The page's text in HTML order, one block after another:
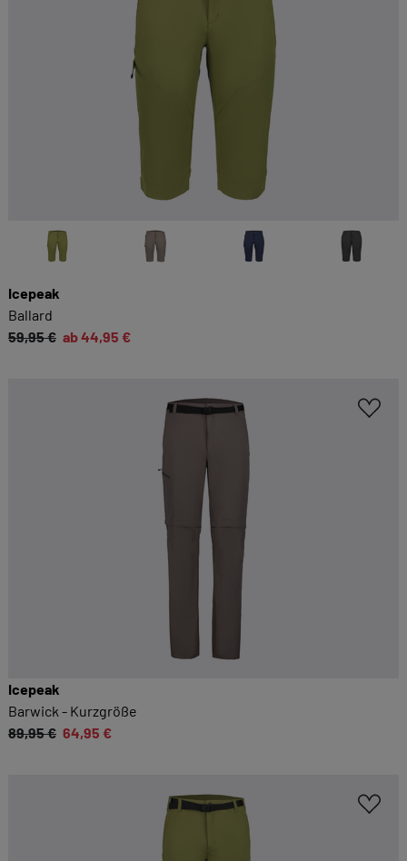
Icepeak
Ballard
59,95 € ab 44,95 €
Icepeak
Barwick - Kurzgröße
89,95 € 64,95 €